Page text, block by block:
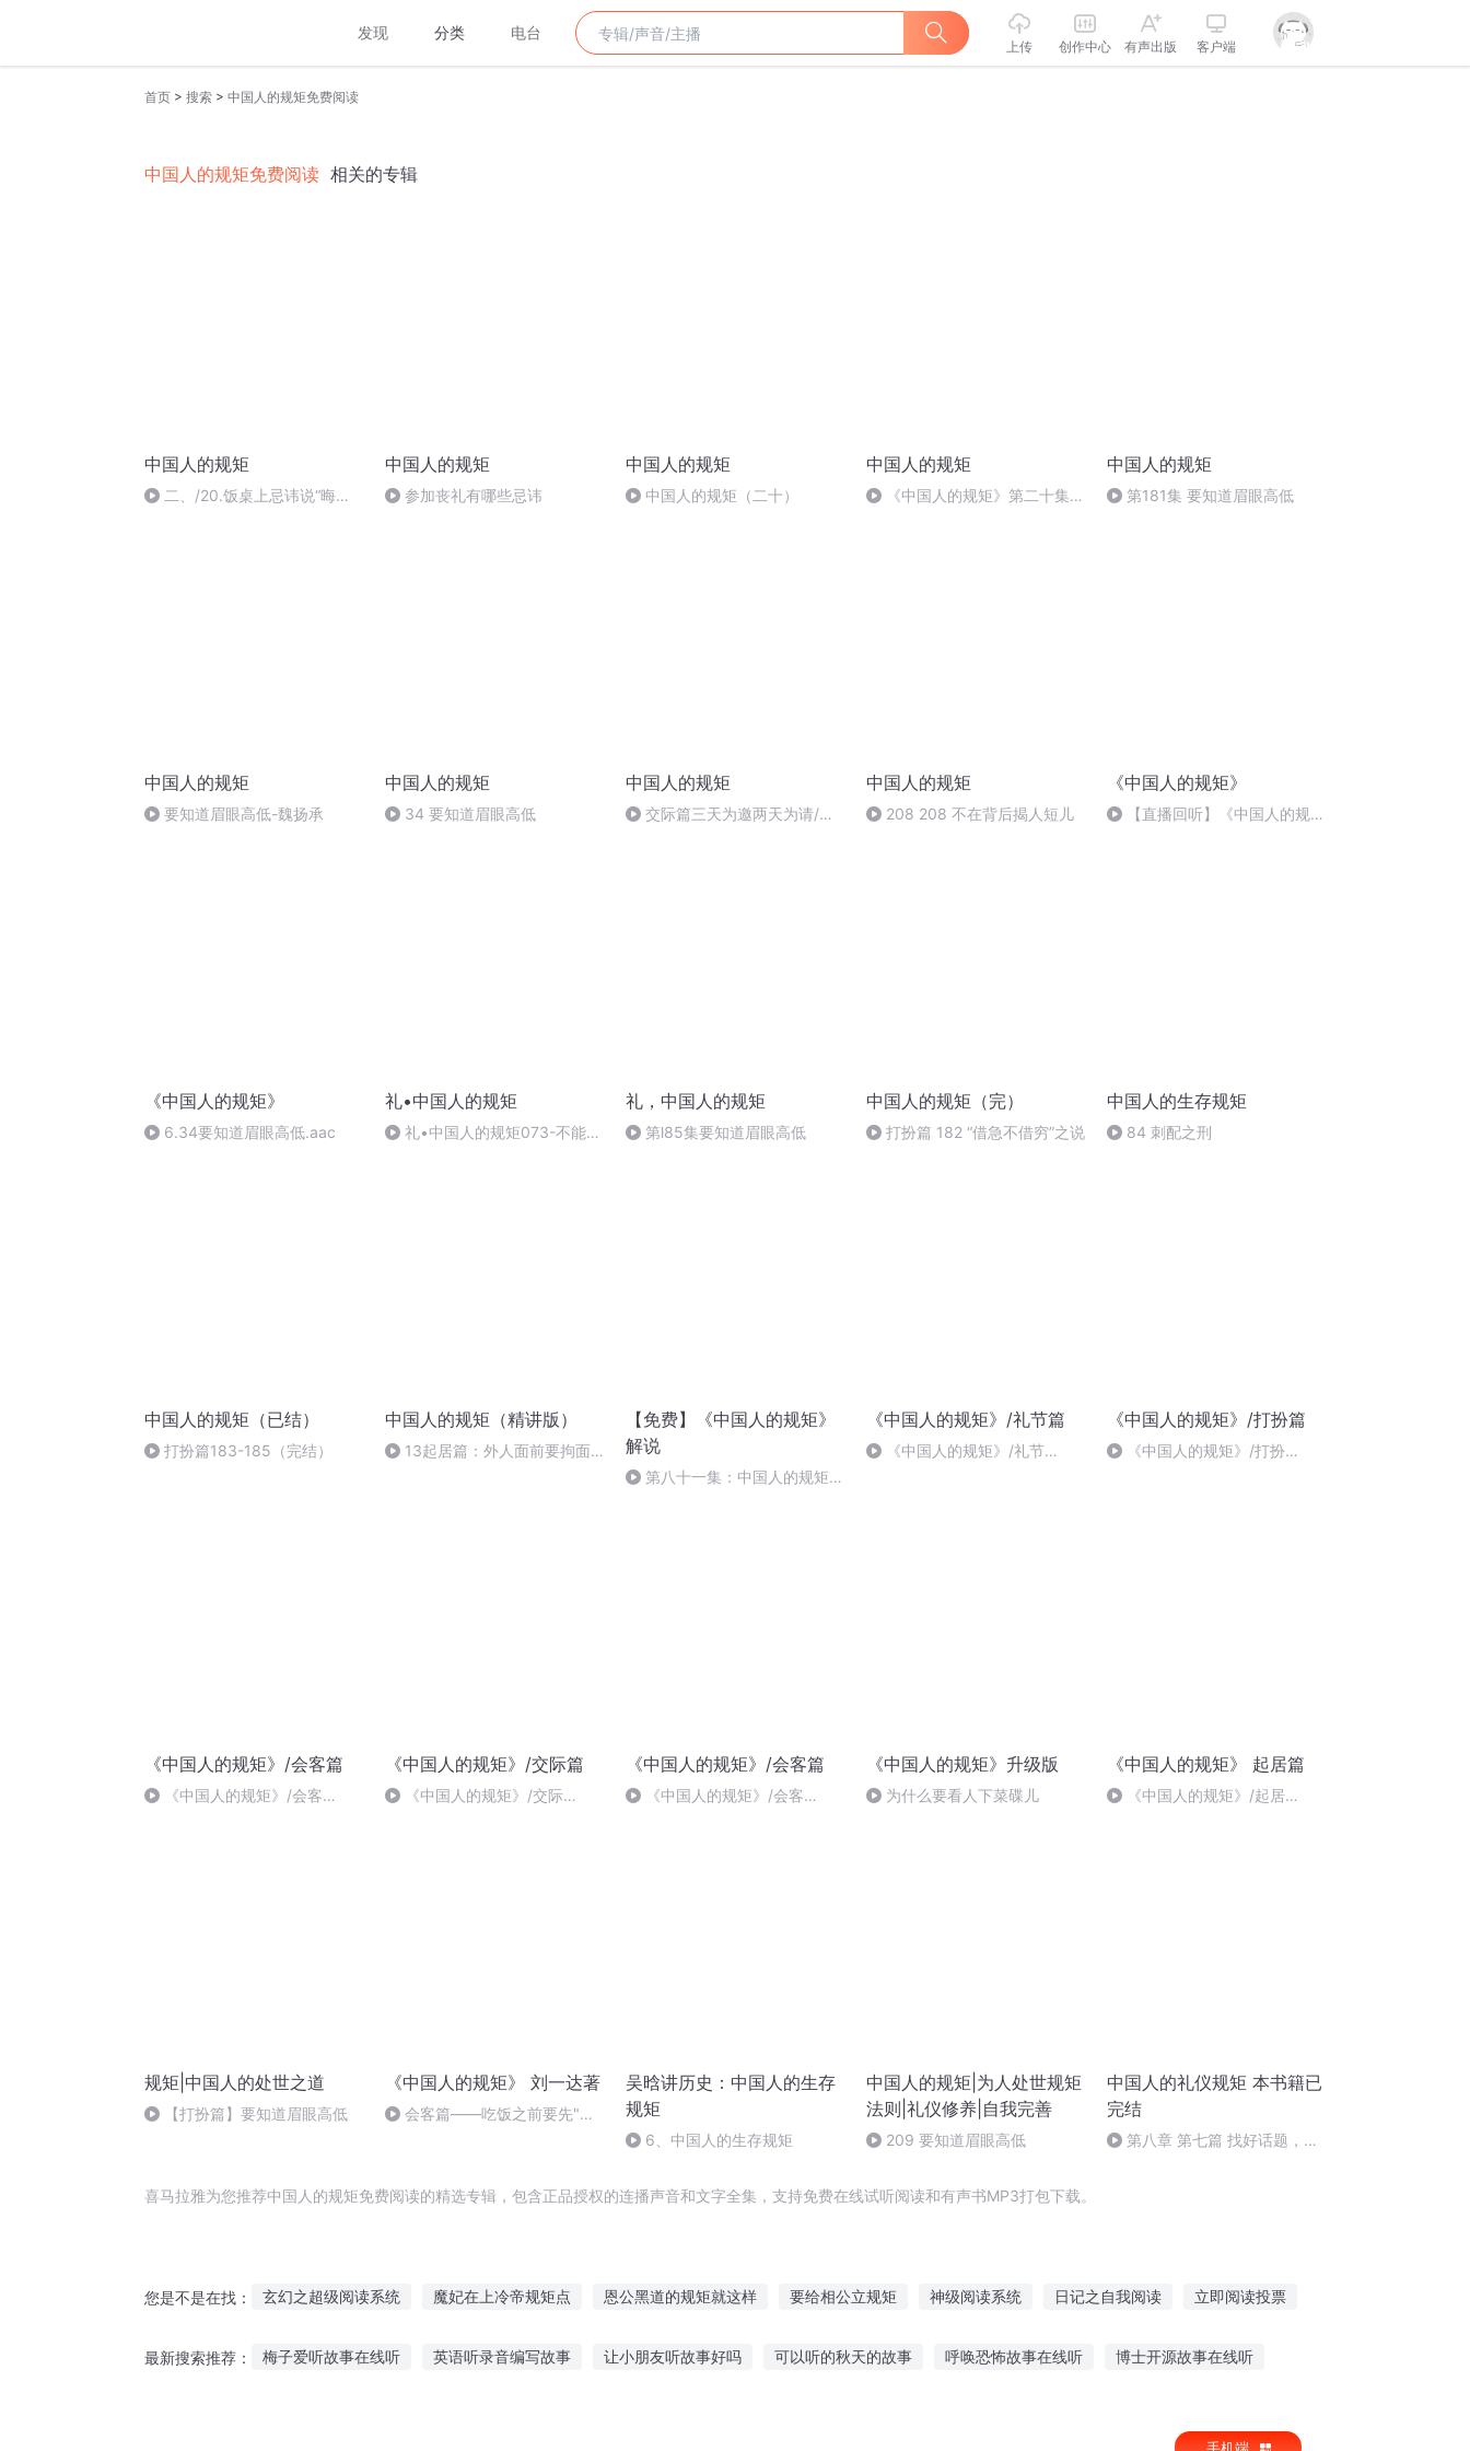
发现 分类 电台
上传 创作中心 有声出版 客户端
首页 > 搜索 > 中国人的规矩免费阅读
中国人的规矩免费阅读 相关的专辑
中国人的规矩
二、/20.饭桌上忌讳说“晦
中国人的规矩
参加丧礼有哪些忌讳
中国人的规矩
中国人的规矩（二十）
中国人的规矩
《中国人的规矩》第二十集完
中国人的规矩
第181集 要知道眉眼高低
中国人的规矩
要知道眉眼高低-魏扬承
中国人的规矩
34 要知道眉眼高低
中国人的规矩
交际篇三天为邀两天为请/人
中国人的规矩
208 208 不在背后揭人短儿
《中国人的规矩》
【直播回听】《中国人的规
《中国人的规矩》
6.34要知道眉眼高低.aac
礼•中国人的规矩
礼•中国人的规矩073-不能什
礼，中国人的规矩
第l85集要知道眉眼高低
中国人的规矩（完）
打扮篇 182 “借急不借穷”之说
中国人的生存规矩
84 刺配之刑
中国人的规矩（已结）
打扮篇183-185（完结）
中国人的规矩（精讲版）
13起居篇：外人面前要拘面
【免费】《中国人的规矩》
解说
第八十一集：中国人的规矩，
《中国人的规矩》/礼节篇
《中国人的规矩》/礼节
《中国人的规矩》/打扮篇
《中国人的规矩》/打扮
《中国人的规矩》/会客篇
《中国人的规矩》/会客
《中国人的规矩》/交际篇
《中国人的规矩》/交际
《中国人的规矩》/会客篇
《中国人的规矩》/会客
《中国人的规矩》升级版
为什么要看人下菜碟儿
《中国人的规矩》 起居篇
《中国人的规矩》/起居
规矩|中国人的处世之道
【打扮篇】要知道眉眼高低
《中国人的规矩》 刘一达著
会客篇——吃饭之前要先"安
吴晗讲历史：中国人的生存
规矩
6、中国人的生存规矩
中国人的规矩|为人处世规矩
法则|礼仪修养|自我完善
209 要知道眉眼高低
中国人的礼仪规矩 本书籍已
完结
第八章 第七篇 找好话题，让
喜马拉雅为您推荐中国人的规矩免费阅读的精选专辑，包含正品授权的连播声音和文字全集，支持免费在线试听阅读和有声书MP3打包下载。
您是不是在找： 玄幻之超级阅读系统 魔妃在上冷帝规矩点 恩公黑道的规矩就这样 要给相公立规矩 神级阅读系统 日记之自我阅读 立即阅读投票
最新搜索推荐： 梅子爱听故事在线听 英语听录音编写故事 让小朋友听故事好吗 可以听的秋天的故事 呼唤恐怖故事在线听 博士开源故事在线听